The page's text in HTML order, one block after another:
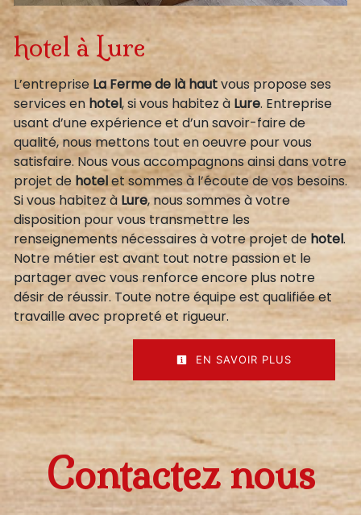
hotel à Lure
L’entreprise La Ferme de là hautvous propose ses
services en hotel, si vous habitez à Lure. Entreprise
usant d’une expérience et d’un savoir-faire de
qualité, nous mettons tout en oeuvre pour vous
satisfaire. Nous vous accompagnons ainsi dans votre
projet de hotelet sommes à l’écoute de vos besoins.
Si vous habitez à Lure, nous sommes à votre
disposition pour vous transmettre les
renseignements nécessaires à votre projet dehotel.
Notre métier est avant tout notre passion et le
partager avec vous renforce encore plus notre
désir de réussir. Toute notre équipe est qualifiée et
travaille avec propreté et rigueur.
EN SAVOIR PLUS
Contactez nous